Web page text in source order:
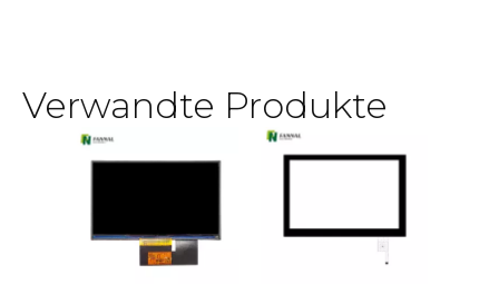
eDP
Touchscreen?
Verwandte Produkte